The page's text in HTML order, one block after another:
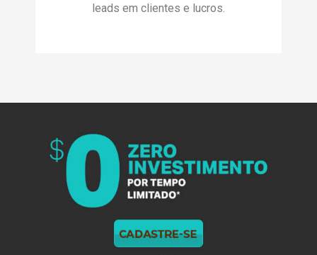
leads em clientes e lucros.